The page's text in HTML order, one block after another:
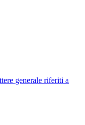
generale riferiti a